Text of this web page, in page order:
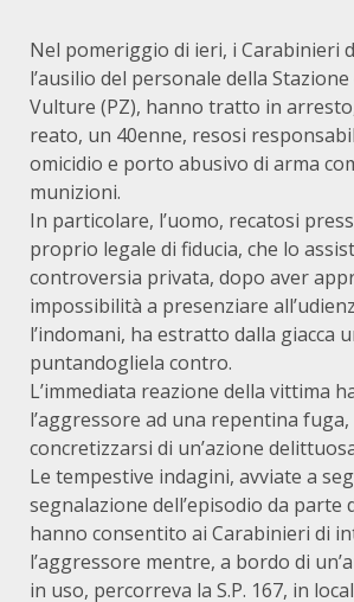
Nel pomeriggio di ieri, i Carabinieri
l’ausilio del personale della
Vulture (PZ), hanno tratto in
reato, un 40enne, resosi
omicidio e porto abusivo di arma
munizioni.
In particolare, l’uomo, recatosi
proprio legale di fiducia, che lo
controversia privata, dopo aver
impossibilità a presenziare
l’indomani, ha estratto dalla giacca
puntandogliela contro.
L’immediata reazione della vittima
l’aggressore ad una repentina
concretizzarsi di un’azione
Le tempestive indagini, avviate a
segnalazione dell’episodio da parte
hanno consentito ai Carabinieri di
l’aggressore mentre, a bordo di
in uso, percorreva la S.P. 167, in